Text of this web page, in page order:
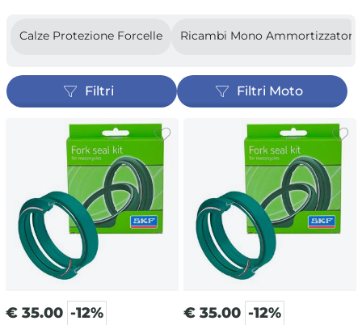
Calze Protezione Forcelle Ricambi Mono Ammortizzatore
Filtri Filtri Moto
€ 35.00 -12% € 35.00 -12%